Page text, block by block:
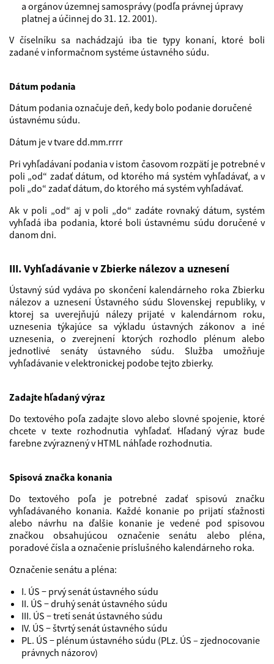
a orgánov územnej samosprávy (podľa právnej úpravy
platnej a účinnej do 31. 12. 2001).
V číselníku sa nachádzajú iba tie typy konaní, ktoré boli
zadané v informačnom systéme ústavného súdu.
Dátum podania
Dátum podania označuje deň, kedy bolo podanie doručené
ústavnému súdu.
Dátum je v tvare dd.mm.rrrr
Pri vyhľadávaní podania v istom časovom rozpätí je potrebné v
poli „od“ zadať dátum, od ktorého má systém vyhľadávať, a v
poli „do“ zadať dátum, do ktorého má systém vyhľadávať.
Ak v poli „od“ aj v poli „do“ zadáte rovnaký dátum, systém
vyhľadá iba podania, ktoré boli ústavnému súdu doručené v
danom dni.
III. Vyhľadávanie v Zbierke nálezov a uznesení
Ústavný súd vydáva po skončení kalendárneho roka Zbierku
nálezov a uznesení Ústavného súdu Slovenskej republiky, v
ktorej sa uverejňujú nálezy prijaté v kalendárnom roku,
uznesenia týkajúce sa výkladu ústavných zákonov a iné
uznesenia, o zverejnení ktorých rozhodlo plénum alebo
jednotlivé senáty ústavného súdu. Služba umožňuje
vyhľadávanie v elektronickej podobe tejto zbierky.
Zadajte hľadaný výraz
Do textového poľa zadajte slovo alebo slovné spojenie, ktoré
chcete v texte rozhodnutia vyhľadať. Hľadaný výraz bude
farebne zvýraznený v HTML náhľade rozhodnutia.
Spisová značka konania
Do textového poľa je potrebné zadať spisovú značku
vyhľadávaného konania. Každé konanie po prijatí sťažnosti
alebo návrhu na ďalšie konanie je vedené pod spisovou
značkou obsahujúcou označenie senátu alebo pléna,
poradové čísla a označenie príslušného kalendárneho roka.
Označenie senátu a pléna:
I. ÚS − prvý senát ústavného súdu
II. ÚS − druhý senát ústavného súdu
III. ÚS − tretí senát ústavného súdu
IV. ÚS − štvrtý senát ústavného súdu
PL. ÚS − plénum ústavného súdu (PLz. ÚS – zjednocovanie
právnych názorov)